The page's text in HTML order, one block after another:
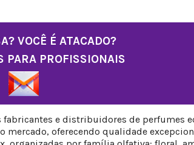
VOCÊ É ATACADO?
PARA PROFISSIONAIS
fabricantes e distribuidores de perfumes
oferecendo qualidade